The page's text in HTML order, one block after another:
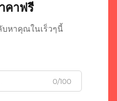
คาฟรี
บหาคุณในเร็วๆนี้
0/100